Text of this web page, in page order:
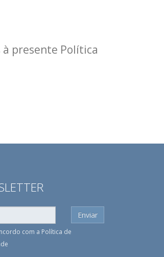
presente Política
com a Política de